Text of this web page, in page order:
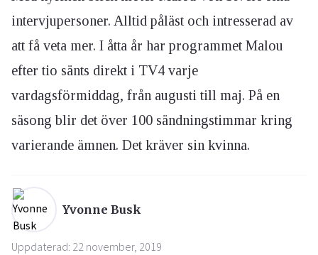
intervjupersoner. Alltid påläst och intresserad av
att få veta mer. I åtta år har programmet Malou
efter tio sänts direkt i TV4 varje
vardagsförmiddag, från augusti till maj. På en
säsong blir det över 100 sändningstimmar kring
varierande ämnen. Det kräver sin kvinna.
Yvonne Busk
Uppdaterad: 22 november, 2019